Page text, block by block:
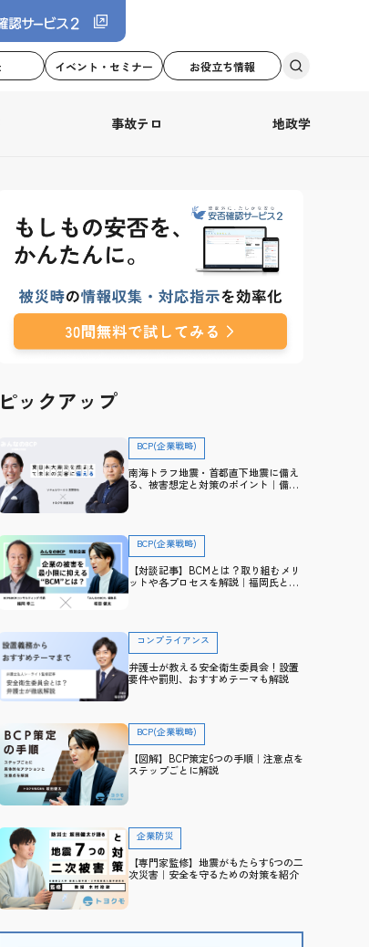
イベント・セミナー お役立ち情報
事故テロ 地政学
ピックアップ
BCP(企業戦略)
南海トラフ地震・首都直下地震に備え
る、被害想定と対策のポイント｜備
BCP(企業戦略)
【対談記事】BCMとは？取り組むメリ
ットや各プロセスを解説｜福岡氏と防
コンプライアンス
弁護士が教える安全衛生委員会！設置
要件や罰則、おすすめテーマも解説
BCP(企業戦略)
【図解】BCP策定6つの手順｜注意点を
ステップごとに解説
企業防災
【専門家監修】地震がもたらす6つの二
次災害｜安全を守るための対策を紹介